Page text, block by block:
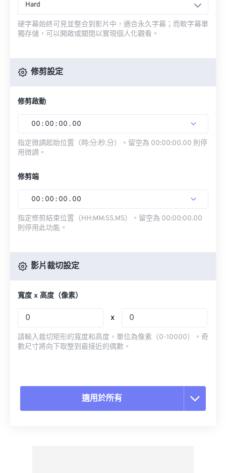
Hard
硬字幕始終可見並整合到影片中，適合永久字幕；而軟字幕單
獨存儲，可以開啟或關閉以實現個人化觀看。
修剪設定
修剪啟動
00 : 00 : 00 . 00
指定微調起始位置（時:分:秒.分）。留空為 00:00:00.00 則停
用微調。
修剪端
00 : 00 : 00 . 00
指定修剪結束位置（HH:MM:SS.MS）。留空為 00:00:00.00
則停用此功能。
影片裁切設定
寬度 x 高度（像素）
x
請輸入裁切矩形的寬度和高度，單位為像素（0-10000）。奇
數尺寸將向下取整到最接近的偶數。
適用於所有